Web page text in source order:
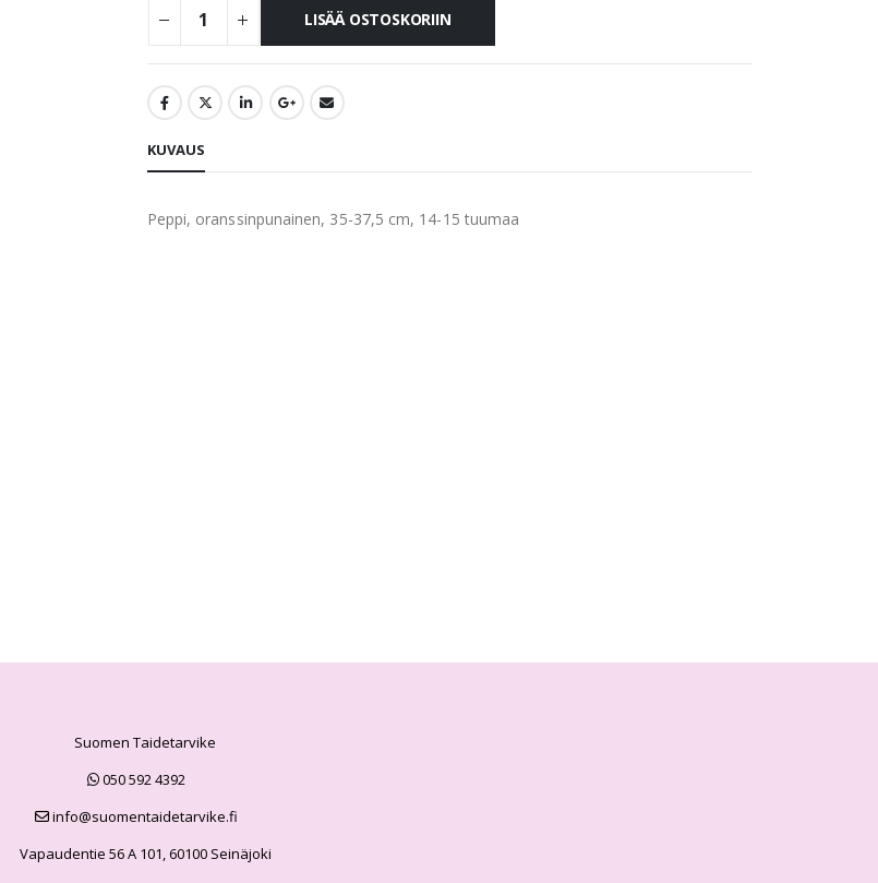
LISÄÄ OSTOSKORIIN
KUVAUS
Peppi, oranssinpunainen, 35-37,5 cm, 14-15 tuumaa
Suomen Taidetarvike
050 592 4392
info@suomentaidetarvike.fi
Vapaudentie 56 A 101, 60100 Seinäjoki